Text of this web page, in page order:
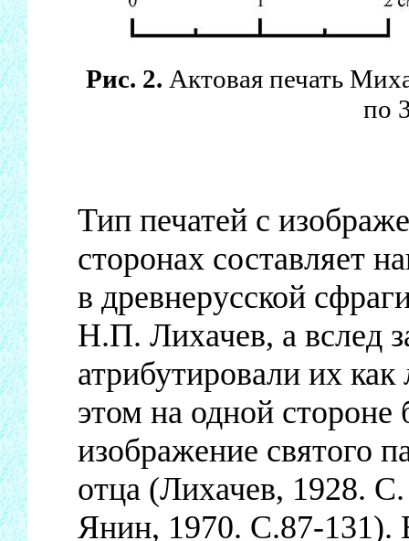
Рис. 2. Актовая печать
по
Тип печатей с
сторонах составляет
в древнерусской
Н.П. Лихачев, а вслед
атрибутировали их
этом на одной стороне
изображение святого
отца (Лихачев, 1928.
Янин, 1970. С.87-131).